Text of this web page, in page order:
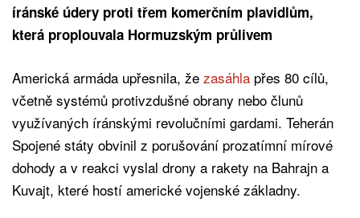
íránské údery proti třem komerčním plavidlům,
která proplouvala Hormuzským průlivem
Americká armáda upřesnila, že zasáhla přes 80 cílů,
včetně systémů protivzdušné obrany nebo člunů
využívaných íránskými revolučními gardami. Teherán
Spojené státy obvinil z porušování prozatímní mírové
dohody a v reakci vyslal drony a rakety na Bahrajn a
Kuvajt, které hostí americké vojenské základny.